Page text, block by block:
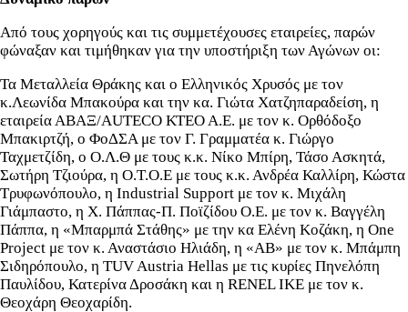
Από τους χορηγούς και τις συμμετέχουσες εταιρείες, παρών
φώναξαν και τιμήθηκαν για την υποστήριξη των Αγώνων οι:
Τα Μεταλλεία Θράκης και ο Ελληνικός Χρυσός με τον
κ.Λεωνίδα Μπακούρα και την κα. Γιώτα Χατζηπαραδείση, η
εταιρεία ΑΒΑΞ/AUTECO ΚΤΕΟ Α.Ε. με τον κ. Ορθόδοξο
Μπακιρτζή, ο ΦοΔΣΑ με τον Γ. Γραμματέα κ. Γιώργο
Ταχμετζίδη, ο Ο.Λ.Θ με τους κ.κ. Νίκο Μπίρη, Τάσο Ασκητά,
Σωτήρη Τζιούρα, η Ο.Τ.Ο.Ε με τους κ.κ. Ανδρέα Καλλίρη, Κώστα
Τρυφωνόπουλο, η Industrial Support με τον κ. Μιχάλη
Γιάμπαστο, η Χ. Πάππας-Π. Ποϊζίδου Ο.Ε. με τον κ. Βαγγέλη
Πάππα, η «Μπαρμπά Στάθης» με την κα Ελένη Κοζάκη, η One
Project με τον κ. Αναστάσιο Ηλιάδη, η «ΑΒ» με τον κ. Μπάμπη
Σιδηρόπουλο, η TUV Austria Hellas με τις κυρίες Πηνελόπη
Παυλίδου, Κατερίνα Δροσάκη και η RENEL ΙΚΕ με τον κ.
Θεοχάρη Θεοχαρίδη.